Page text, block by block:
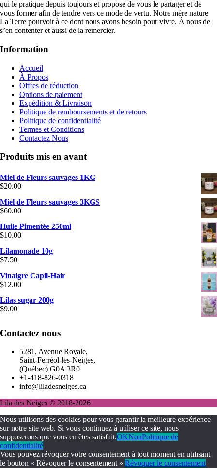
qui le pratique depuis toujours et propose de vous le partager et de
vous former afin de tendre vers ce mode de vertu. Notre mère nature
La Terre pourvoit à ce dont nous avons besoin pour vivre. À nous de
s’en contenter et aussi de la remercier.
Information
Accueil
À Propos
Offres de réduction
Options de paiement
Expédition & Livraison
Politique de remboursements et de retours
Politique de confidentialité
Termes et Conditions
Contactez Nous
Produits mis en avant
Miel de Fleurs sauvages 1KG
$20.00
Miel de Fleurs sauvages 3KGS
$60.00
Huile Pimentée 250ml
$10.00
Lilamonade 10g
$7.50
Vinaigre Capil-Hair
$12.00
Lilas sugar 200g
$9.00
Contactez nous
5281, Avenue Royale,
Saint-Ferréol-les-Neiges,
(Québec) G0A 3R0
+1-418-826-0318
info@liladesneiges.ca
Lila des Neiges © 2018-2026
Nous utilisons des cookies pour vous garantir la meilleure expérience
sur notre site web. Si vous continuez à utiliser ce site, nous
supposerons que vous en êtes satisfait.OKNonPolitique de
confidentialité
Vous pouvez révoquer votre consentement à tout moment en utilisant
le bouton « Révoquer le consentement ».Révoquer le consentement